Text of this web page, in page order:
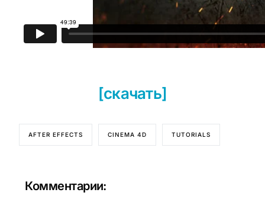
[скачать]
AFTER EFFECTS CINEMA 4D TUTORIALS
Комментарии: